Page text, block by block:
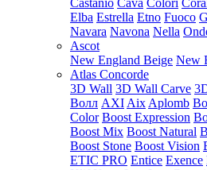
Castanio Cava Colori
Elba Estrella Etno Fuoco
Navara Navona Nella
Ascot
New England Beige New
Atlas Concorde
3D Wall 3D Wall Carve
Волл AXI Aix Aplomb
Color Boost Expression
Boost Mix Boost Natural
Boost Stone Boost Vision
ETIC PRO Entice Exence